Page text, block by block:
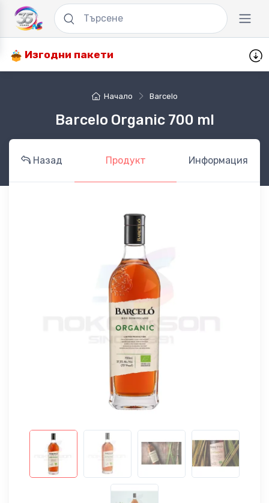
Изгодни пакети
Начало Barcelo
Barcelo Organic 700 ml
Назад Продукт Информация